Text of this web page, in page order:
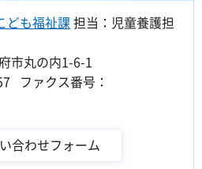
ども福祉課 担当：児童養護担
市丸の内1-6-1
ファクス番号：